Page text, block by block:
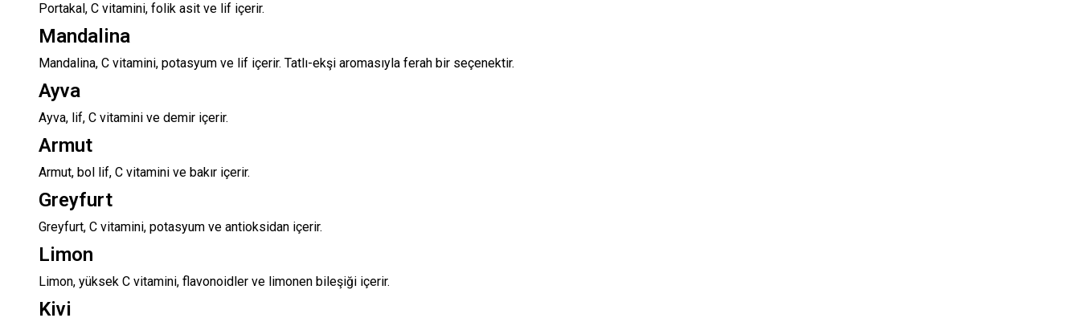
Portakal, C vitamini, folik asit ve lif içerir.
Mandalina
Mandalina, C vitamini, potasyum ve lif içerir. Tatlı-ekşi aromasıyla ferah bir seçenektir.
Ayva
Ayva, lif, C vitamini ve demir içerir.
Armut
Armut, bol lif, C vitamini ve bakır içerir.
Greyfurt
Greyfurt, C vitamini, potasyum ve antioksidan içerir.
Limon
Limon, yüksek C vitamini, flavonoidler ve limonen bileşiği içerir.
Kivi